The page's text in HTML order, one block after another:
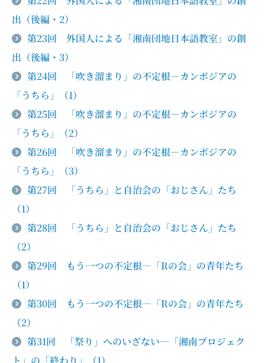
出（後編・2）
第23回 外国人による「湘南団地日本語教室」の創
出（後編・3）
第24回 「吹き溜まり」の不定根－カンボジアの
「うちら」（1）
第25回 「吹き溜まり」の不定根－カンボジアの
「うちら」（2）
第26回 「吹き溜まり」の不定根－カンボジアの
「うちら」（3）
第27回 「うちら」と自治会の「おじさん」たち
（1）
第28回 「うちら」と自治会の「おじさん」たち
（2）
第29回 もう一つの不定根―「Rの会」の青年たち
（1）
第30回 もう一つの不定根―「Rの会」の青年たち
（2）
第31回 「祭り」へのいざない─「湘南プロジェク